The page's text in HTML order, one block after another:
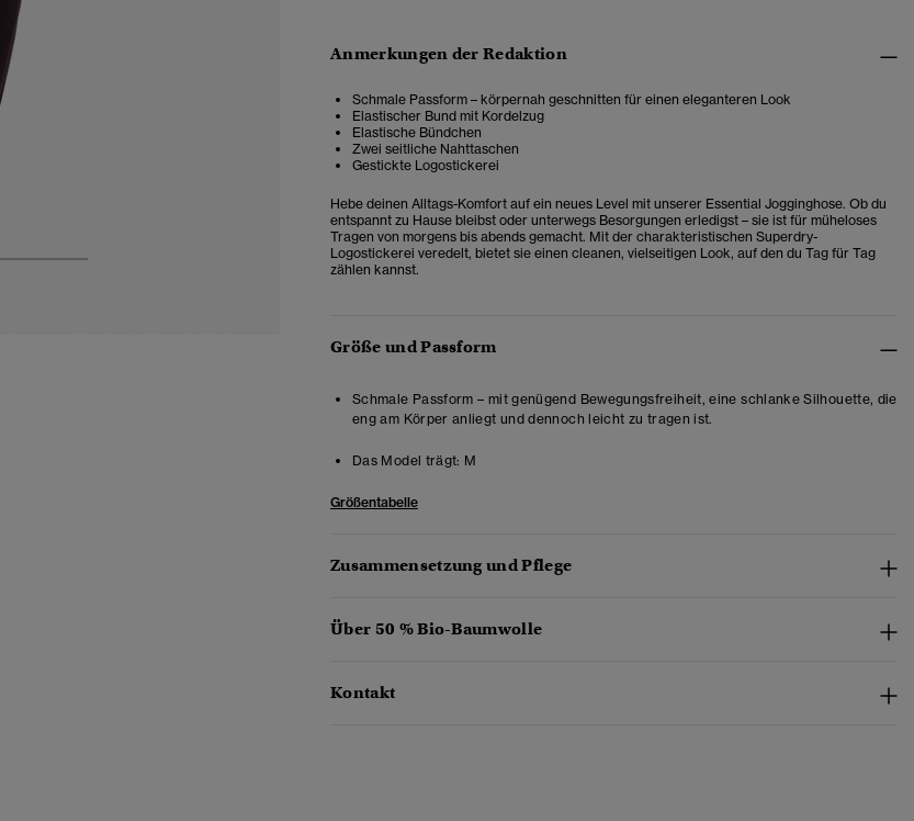
Anmerkungen der Redaktion
Schmale Passform – körpernah geschnitten für einen eleganteren Look
Elastischer Bund mit Kordelzug
Elastische Bündchen
Zwei seitliche Nahttaschen
Gestickte Logostickerei
Hebe deinen Alltags-Komfort auf ein neues Level mit unserer Essential Jogginghose. Ob du
entspannt zu Hause bleibst oder unterwegs Besorgungen erledigst – sie ist für müheloses
Tragen von morgens bis abends gemacht. Mit der charakteristischen Superdry-
Logostickerei veredelt, bietet sie einen cleanen, vielseitigen Look, auf den du Tag für Tag
zählen kannst.
Größe und Passform
Schmale Passform – mit genügend Bewegungsfreiheit, eine schlanke Silhouette, die
eng am Körper anliegt und dennoch leicht zu tragen ist.
Das Model trägt: M
Größentabelle
Zusammensetzung und Pflege
Über 50 % Bio-Baumwolle
Kontakt